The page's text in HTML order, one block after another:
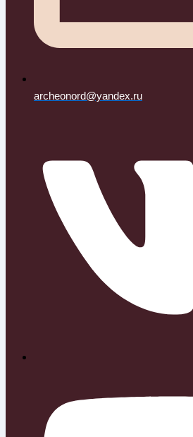
archeonord@yandex.ru